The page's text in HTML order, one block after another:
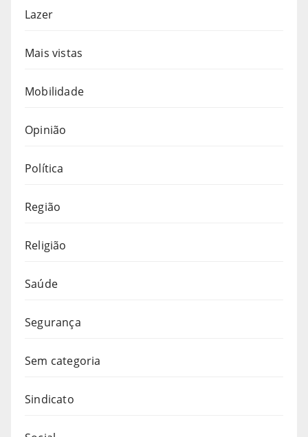
Lazer
Mais vistas
Mobilidade
Opinião
Política
Região
Religião
Saúde
Segurança
Sem categoria
Sindicato